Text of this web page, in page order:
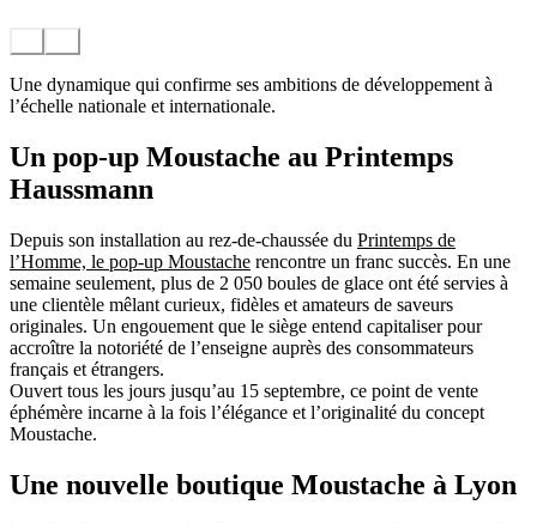
Une dynamique qui confirme ses ambitions de développement à
l’échelle nationale et internationale.
Un pop-up Moustache au Printemps
Haussmann
Depuis son installation au rez-de-chaussée du Printemps de
l’Homme, le pop-up Moustache rencontre un franc succès. En une
semaine seulement, plus de 2 050 boules de glace ont été servies à
une clientèle mêlant curieux, fidèles et amateurs de saveurs
originales. Un engouement que le siège entend capitaliser pour
accroître la notoriété de l’enseigne auprès des consommateurs
français et étrangers.
Ouvert tous les jours jusqu’au 15 septembre, ce point de vente
éphémère incarne à la fois l’élégance et l’originalité du concept
Moustache.
Une nouvelle boutique Moustache à Lyon